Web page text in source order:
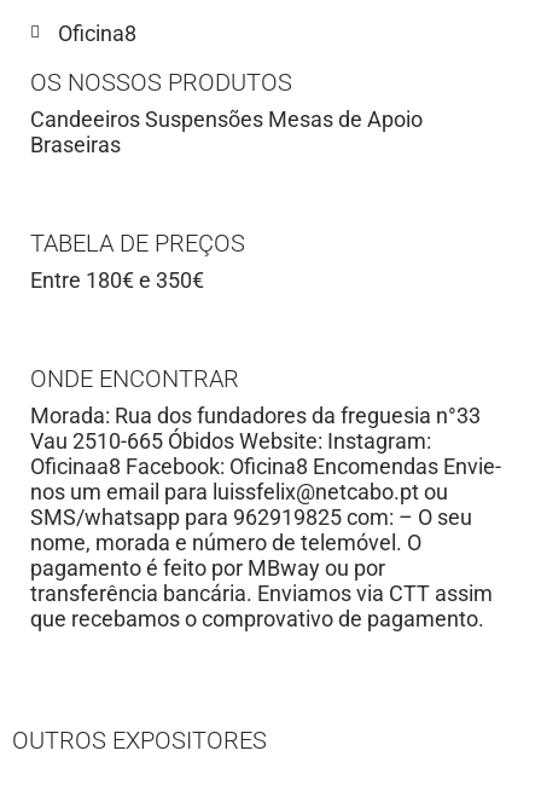
Oficina8
OS NOSSOS PRODUTOS
Candeeiros Suspensões Mesas de Apoio
Braseiras
TABELA DE PREÇOS
Entre 180€ e 350€
ONDE ENCONTRAR
Morada: Rua dos fundadores da freguesia n°33
Vau 2510-665 Óbidos Website: Instagram:
Oficinaa8 Facebook: Oficina8 Encomendas Envie-
nos um email para luissfelix@netcabo.ptou
SMS/whatsapp para 962919825 com: – O seu
nome, morada e número de telemóvel. O
pagamento é feito por MBway ou por
transferência bancária. Enviamos via CTT assim
que recebamos o comprovativo de pagamento.
OUTROS EXPOSITORES